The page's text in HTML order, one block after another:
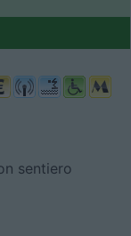
sentiero